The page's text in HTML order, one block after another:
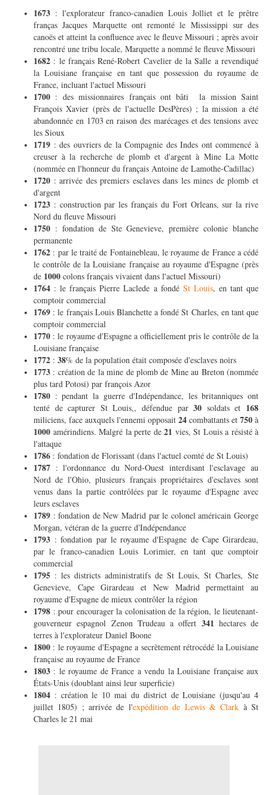
1673 : l'explorateur franco-canadien Louis Jolliet et le prêtre
franças Jacques Marquette ont remonté le Mississippi sur des
canoës et atteint la confluence avec le fleuve Missouri ; après avoir
rencontré une tribu locale, Marquette a nommé le fleuve Missouri
1682 : le français René-Robert Cavelier de la Salle a revendiqué
la Louisiane française en tant que possession du royaume de
France, incluant l'actuel Missouri
1700 : des missionnaires français ont bâti la mission Saint
François Xavier (près de l'actuelle DesPères) ; la mission a été
abandonnée en 1703 en raison des marécages et des tensions avec
les Sioux
1719 : des ouvriers de la Compagnie des Indes ont commencé à
creuser à la recherche de plomb et d'argent à Mine La Motte
(nommée en l'honneur du français Antoine de Lamothe-Cadillac)
1720 : arrivée des premiers esclaves dans les mines de plomb et
d'argent
1723 : construction par les français du Fort Orleans, sur la rive
Nord du fleuve Missouri
1750 : fondation de Ste Genevieve, première colonie blanche
permanente
1762 : par le traité de Fontainebleau, le royaume de France a cédé
le contrôle de la Louisiane française au royaume d'Espagne (près
de 1000 colons français vivaient dans l'actuel Missouri)
1764 : le français Pierre Laclede a fondé St Louis, en tant que
comptoir commercial
1769 : le français Louis Blanchette a fondé St Charles, en tant que
comptoir commercial
1770 : le royaume d'Espagne a officiellement pris le contrôle de la
Louisiane française
1772 : 38% de la population était composée d'esclaves noirs
1773 : création de la mine de plomb de Mine au Breton (nommée
plus tard Potosi) par françois Azor
1780 : pendant la guerre d'Indépendance, les britanniques ont
tenté de capturer St Louis,, défendue par30 soldats et 168
miliciens, face auxquels l'ennemi opposait 24 combattants et 750 à
1000 amérindiens. Malgré la perte de 21 vies, St Louis a résisté à
l'attaque
1786 : fondation de Florissant (dans l'actuel comté de St Louis)
1787 : l'ordonnance du Nord-Ouest interdisant l'esclavage au
Nord de l'Ohio, plusieurs français propriétaires d'esclaves sont
venus dans la partie contrôlées par le royaume d'Espagne avec
leurs esclaves
1789 : fondation de New Madrid par le colonel américain George
Morgan, vétéran de la guerre d'Indépendance
1793 : fondation par le royaume d'Espagne de Cape Girardeau,
par le franco-canadien Louis Lorimier, en tant que comptoir
commercial
1795 : les districts administratifs de St Louis, St Charles, Ste
Genevieve, Cape Girardeau et New Madrid permettaint au
royaume d'Espagne de mieux contrôler la région
1798 : pour encourager la colonisation de la région, le lieutenant-
gouverneur espagnol Zenon Trudeau a offert 341 hectares de
terres à l'explorateur Daniel Boone
1800 : le royaume d'Espagne a secrètement rétrocédé la Louisiane
française au royaume de France
1803 : le royaume de France a vendu la Louisiane française aux
États-Unis (doublant ainsi leur superficie)
1804 : création le 10 mai du district de Louisiane (jusqu'au 4
juillet 1805) ; arrivée de l'expédition de Lewis & Clark à St
Charles le 21 mai